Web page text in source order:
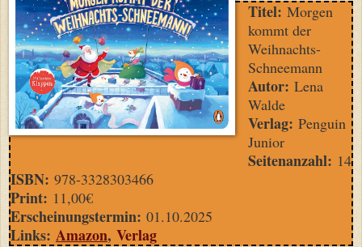
Titel: Morgen
kommt der
Weihnachts-
Schneemann
Autor: Lena
Walde
Verlag: Penguin
Junior
Seitenanzahl: 14
ISBN: 978-3328303466
Print: 11,00€
Erscheinungstermin: 01.10.2025
Links: Amazon, Verlag